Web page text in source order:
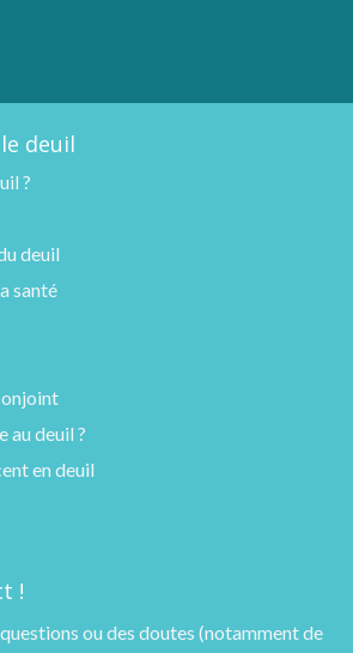
deuil
?
deuil
santé
au deuil ?
en deuil
!
ou des doutes (notamment de